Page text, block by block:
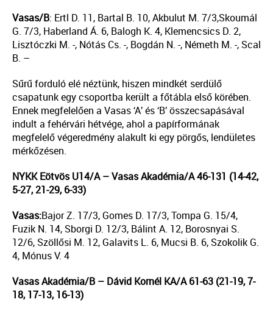
Vasas/B: Ertl D. 11, Bartal B. 10, Akbulut M. 7/3,Skoumál
G. 7/3, Haberland Á. 6, Balogh K. 4, Klemencsics D. 2,
Lisztóczki M. -, Nótás Cs. -, Bogdán N. -, Németh M. -, Scal
B. –
Sűrű forduló elé néztünk, hiszen mindkét serdülő
csapatunk egy csoportba került a főtábla első körében.
Ennek megfelelően a Vasas ‘A’ és ‘B’ összecsapásával
indult a fehérvári hétvége, ahol a papírformának
megfelelő végeredmény alakult ki egy pörgős, lendületes
mérkőzésen.
NYKK Eötvös U14/A – Vasas Akadémia/A 46-131 (14-42,
5-27, 21-29, 6-33)
Vasas:Bajor Z. 17/3, Gomes D. 17/3, Tompa G. 15/4,
Fuzik N. 14, Sborgi D. 12/3, Bálint A. 12, Borosnyai S.
12/6, Szöllősi M. 12, Galavits L. 6, Mucsi B. 6, Szokolik G.
4, Mónus V. 4
Vasas Akadémia/B – Dávid Kornél KA/A 61-63 (21-19, 7-
18, 17-13, 16-13)